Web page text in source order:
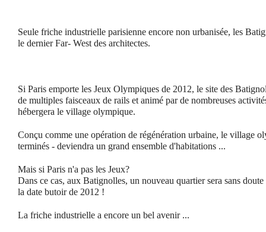
Seule friche industrielle parisienne encore non urbanisée, les
le dernier Far- West des architectes.
Si Paris emporte les Jeux Olympiques de 2012, le site des
de multiples faisceaux de rails et animé par de nombreuses
hébergera le village olympique.
Conçu comme une opération de régénération urbaine, le village
terminés - deviendra un grand ensemble d'habitations ...
Mais si Paris n'a pas les Jeux?
Dans ce cas, aux Batignolles, un nouveau quartier sera sans
la date butoir de 2012 !
La friche industrielle a encore un bel avenir ...